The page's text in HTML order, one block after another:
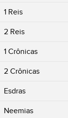
1 Reis
2 Reis
1 Crônicas
2 Crônicas
Esdras
Neemias